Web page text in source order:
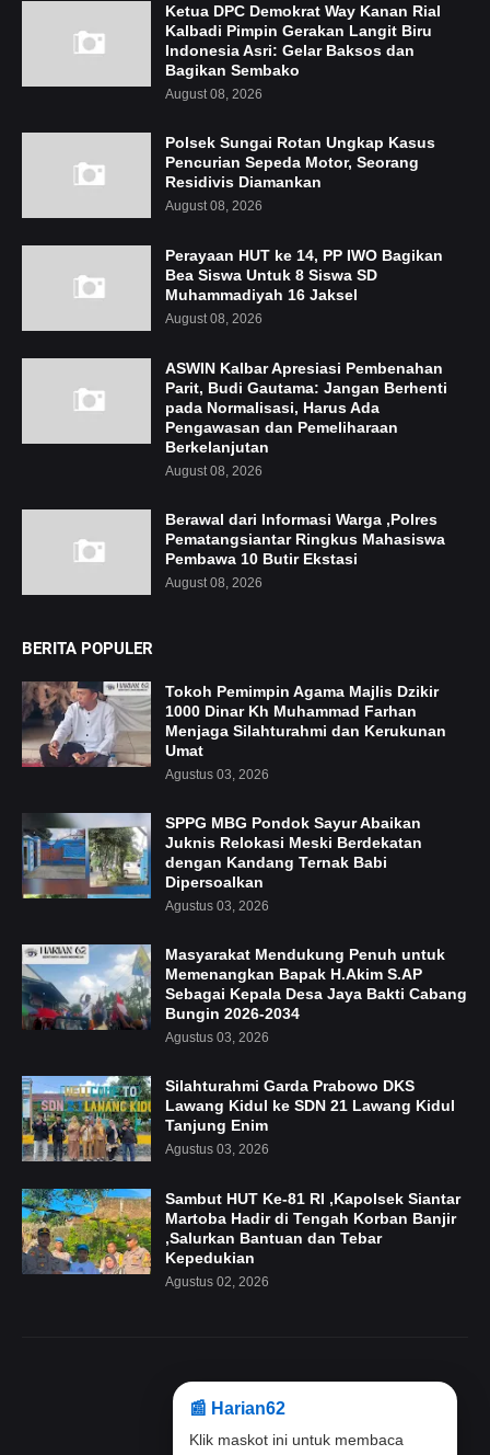
📰 Harian62
Ketua DPC Demokrat Way Kanan Rial
Kalbadi Pimpin Gerakan Langit Biru
Indonesia Asri: Gelar Baksos dan
Bagikan Sembako
August 08, 2026
Polsek Sungai Rotan Ungkap Kasus
Pencurian Sepeda Motor, Seorang
Residivis Diamankan
August 08, 2026
Perayaan HUT ke 14, PP IWO Bagikan
Bea Siswa Untuk 8 Siswa SD
Muhammadiyah 16 Jaksel
August 08, 2026
ASWIN Kalbar Apresiasi Pembenahan
Parit, Budi Gautama: Jangan Berhenti
pada Normalisasi, Harus Ada
Pengawasan dan Pemeliharaan
Berkelanjutan
August 08, 2026
Berawal dari Informasi Warga ,Polres
Pematangsiantar Ringkus Mahasiswa
Pembawa 10 Butir Ekstasi
August 08, 2026
BERITA POPULER
Tokoh Pemimpin Agama Majlis Dzikir
1000 Dinar Kh Muhammad Farhan
Menjaga Silahturahmi dan Kerukunan
Umat
Agustus 03, 2026
SPPG MBG Pondok Sayur Abaikan
Juknis Relokasi Meski Berdekatan
dengan Kandang Ternak Babi
Dipersoalkan
Agustus 03, 2026
Masyarakat Mendukung Penuh untuk
Memenangkan Bapak H.Akim S.AP
Sebagai Kepala Desa Jaya Bakti Cabang
Bungin 2026-2034
Agustus 03, 2026
Silahturahmi Garda Prabowo DKS
Lawang Kidul ke SDN 21 Lawang Kidul
Tanjung Enim
Agustus 03, 2026
Sambut HUT Ke-81 RI ,Kapolsek Siantar
Martoba Hadir di Tengah Korban Banjir
,Salurkan Bantuan dan Tebar
Kepedukian
Agustus 02, 2026